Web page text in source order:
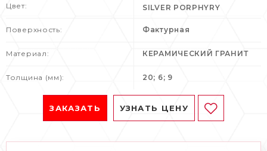
Цвет: SILVER PORPHYRY
Поверхность: Фактурная
Материал: КЕРАМИЧЕСКИЙ ГРАНИТ
Толщина (мм): 20; 6; 9
ЗАКАЗАТЬ УЗНАТЬ ЦЕНУ